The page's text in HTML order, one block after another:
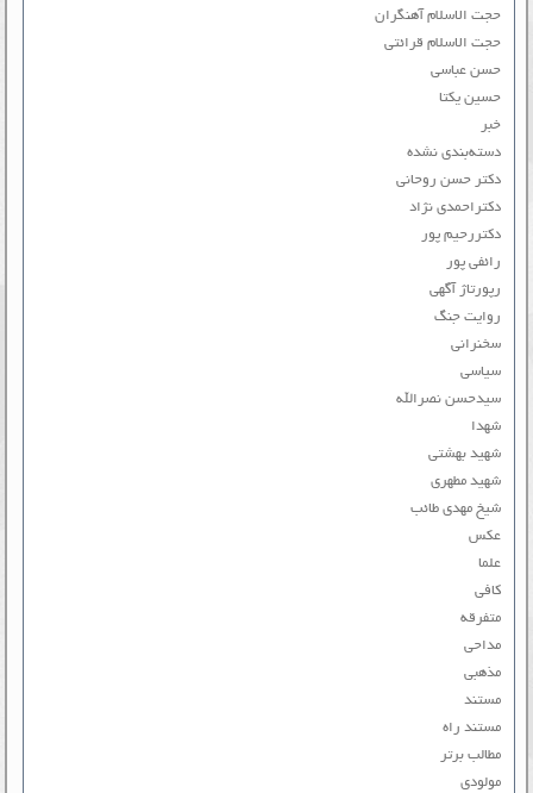
حجت الاسلام آهنگران
حجت الاسلام قرائتی
حسن عباسی
حسین یکتا
خبر
دسته‌بندی نشده
دکتر حسن روحانی
دکتراحمدی نژاد
دکتررحیم پور
رائفی پور
رپورتاژ آگهی
روایت جنگ
سخنرانی
سیاسی
سیدحسن نصرالله
شهدا
شهید بهشتی
شهید مطهری
شیخ مهدی طائب
عکس
علما
کافی
متفرقه
مداحی
مذهبی
مستند
مستند راه
مطالب برتر
مولودی